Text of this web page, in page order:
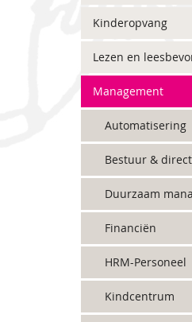
Kinderopvang
Lezen en
Management
Automatisering
Bestuur &
Duurzaam
Financiën
HRM-Personeel
Kindcentrum